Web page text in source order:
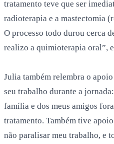
tratamento teve que ser
radioterapia e a mastectomia
O processo todo durou cerca
realizo a quimioterapia oral”,
Julia também relembra o
seu trabalho durante a
família e dos meus amigos
tratamento. Também tive
não paralisar meu trabalho, e